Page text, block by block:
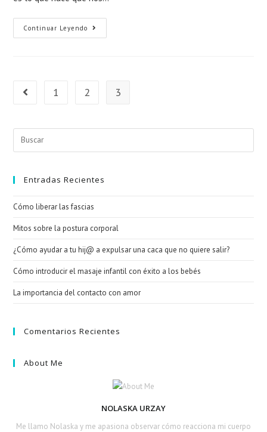
Continuar Leyendo Los
Músculos
Ir a la página anterior
1 2 3
Buscar
en
webEntradas Recientes
Cómo liberar las fascias
Mitos sobre la postura corporal
¿Cómo ayudar a tu hij@ a expulsar una caca que no quiere salir?
Cómo introducir el masaje infantil con éxito a los bebés
La importancia del contacto con amor
Comentarios Recientes
About Me
NOLASKA URZAY
Me llamo Nolaska y me apasiona observar cómo reacciona mi cuerpo